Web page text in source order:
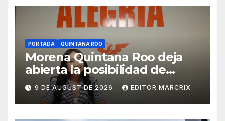
PORTADA QUINTANA ROO
Morena Quintana Roo deja
abierta la posibilidad de
sumar a Lidia Rojas
9 DE AUGUST DE 2026 EDITOR MARCRIX